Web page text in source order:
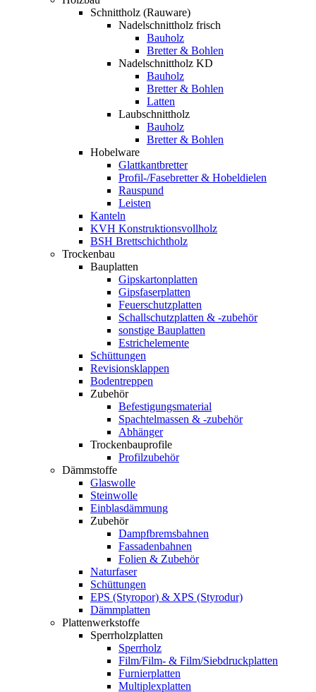
Schnittholz (Rauware)
Nadelschnittholz frisch
Bauholz
Bretter & Bohlen
Nadelschnittholz KD
Bauholz
Bretter & Bohlen
Latten
Laubschnittholz
Bauholz
Bretter & Bohlen
Hobelware
Glattkantbretter
Profil-/Fasebretter & Hobeldielen
Rauspund
Leisten
Kanteln
KVH Konstruktionsvollholz
BSH Brettschichtholz
Trockenbau
Bauplatten
Gipskartonplatten
Gipsfaserplatten
Feuerschutzplatten
Schallschutzplatten & -zubehör
sonstige Bauplatten
Estrichelemente
Schüttungen
Revisionsklappen
Bodentreppen
Zubehör
Befestigungsmaterial
Spachtelmassen & -zubehör
Abhänger
Trockenbauprofile
Profilzubehör
Dämmstoffe
Glaswolle
Steinwolle
Einblasdämmung
Zubehör
Dampfbremsbahnen
Fassadenbahnen
Folien & Zubehör
Naturfaser
Schüttungen
EPS (Styropor) & XPS (Styrodur)
Dämmplatten
Plattenwerkstoffe
Sperrholzplatten
Sperrholz
Film/Film- & Film/Siebdruckplatten
Furnierplatten
Multiplexplatten